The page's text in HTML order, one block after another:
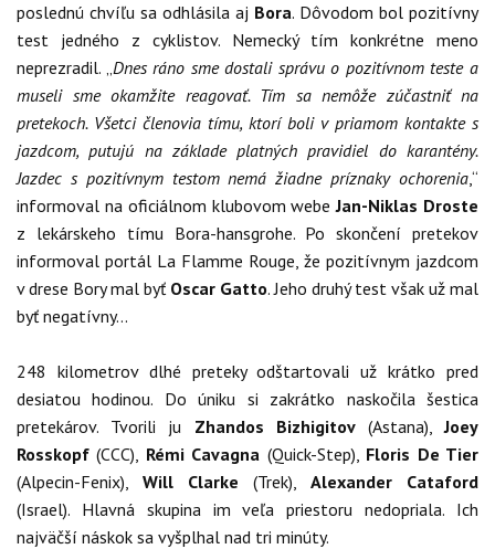
poslednú chvíľu sa odhlásila aj Bora. Dôvodom bol pozitívny
test jedného z cyklistov. Nemecký tím konkrétne meno
neprezradil. „Dnes ráno sme dostali správu o pozitívnom teste a
museli sme okamžite reagovať. Tím sa nemôže zúčastniť na
pretekoch. Všetci členovia tímu, ktorí boli v priamom kontakte s
jazdcom, putujú na základe platných pravidiel do karantény.
Jazdec s pozitívnym testom nemá žiadne príznaky ochorenia,“
informoval na oficiálnom klubovom webeJan-Niklas Droste
z lekárskeho tímu Bora-hansgrohe. Po skončení pretekov
informoval portál La Flamme Rouge, že pozitívnym jazdcom
v drese Bory mal byť Oscar Gatto. Jeho druhý test však už mal
byť negatívny...
248 kilometrov dlhé preteky odštartovali už krátko pred
desiatou hodinou. Do úniku si zakrátko naskočila šestica
pretekárov. Tvorili ju Zhandos Bizhigitov(Astana),Joey
Rosskopf(CCC), Rémi Cavagna (Quick-Step), Floris De Tier
(Alpecin-Fenix), Will Clarke (Trek), Alexander Cataford
(Israel). Hlavná skupina im veľa priestoru nedopriala. Ich
najväčší náskok sa vyšplhal nad tri minúty.